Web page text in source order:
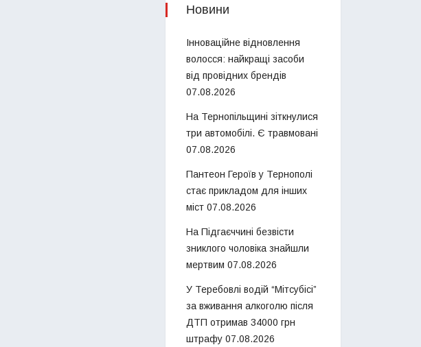
Новини
Інноваційне відновлення
волосся: найкращі засоби
від провідних брендів
07.08.2026
На Тернопільщині зіткнулися
три автомобілі. Є травмовані
07.08.2026
Пантеон Героїв у Тернополі
стає прикладом для інших
міст 07.08.2026
На Підгаєччині безвісти
зниклого чоловіка знайшли
мертвим 07.08.2026
У Теребовлі водій “Мітсубісі”
за вживання алкоголю після
ДТП отримав 34000 грн
штрафу 07.08.2026